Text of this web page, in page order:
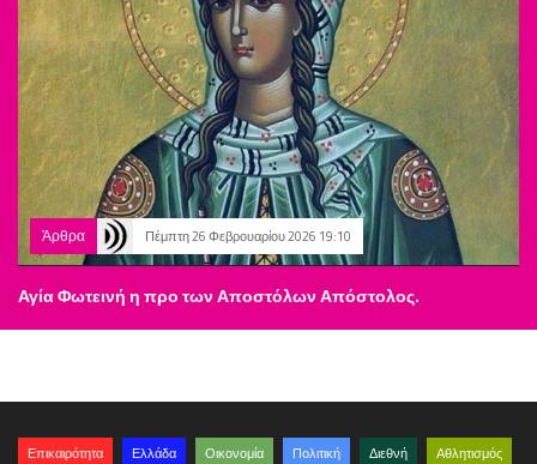
Άρθρα Πέμπτη 26 Φεβρουαρίου 2026 19:10
Αγία Φωτεινή η προ των Αποστόλων Απόστολος.
Επικαιρότητα Ελλάδα Οικονομία Πολιτική Διεθνή Αθλητισμός